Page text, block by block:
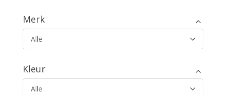
Merk
Alle
Kleur
Alle